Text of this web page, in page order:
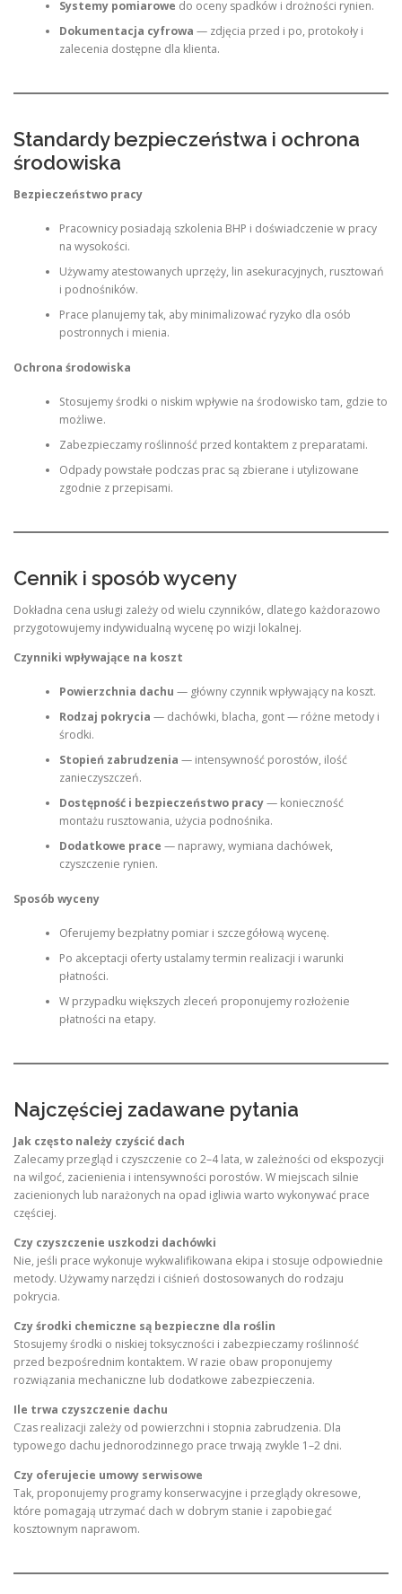
Systemy pomiarowe do oceny spadków i drożności rynien.
Dokumentacja cyfrowa — zdjęcia przed i po, protokoły i
zalecenia dostępne dla klienta.
Standardy bezpieczeństwa i ochrona
środowiska
Bezpieczeństwo pracy
Pracownicy posiadają szkolenia BHP i doświadczenie w pracy
na wysokości.
Używamy atestowanych uprzęży, lin asekuracyjnych, rusztowań
i podnośników.
Prace planujemy tak, aby minimalizować ryzyko dla osób
postronnych i mienia.
Ochrona środowiska
Stosujemy środki o niskim wpływie na środowisko tam, gdzie to
możliwe.
Zabezpieczamy roślinność przed kontaktem z preparatami.
Odpady powstałe podczas prac są zbierane i utylizowane
zgodnie z przepisami.
Cennik i sposób wyceny
Dokładna cena usługi zależy od wielu czynników, dlatego każdorazowo
przygotowujemy indywidualną wycenę po wizji lokalnej.
Czynniki wpływające na koszt
Powierzchnia dachu — główny czynnik wpływający na koszt.
Rodzaj pokrycia — dachówki, blacha, gont — różne metody i
środki.
Stopień zabrudzenia — intensywność porostów, ilość
zanieczyszczeń.
Dostępność i bezpieczeństwo pracy— konieczność
montażu rusztowania, użycia podnośnika.
Dodatkowe prace — naprawy, wymiana dachówek,
czyszczenie rynien.
Sposób wyceny
Oferujemy bezpłatny pomiar i szczegółową wycenę.
Po akceptacji oferty ustalamy termin realizacji i warunki
płatności.
W przypadku większych zleceń proponujemy rozłożenie
płatności na etapy.
Najczęściej zadawane pytania
Jak często należy czyścić dach
Zalecamy przegląd i czyszczenie co 2–4 lata, w zależności od ekspozycji
na wilgoć, zacienienia i intensywności porostów. W miejscach silnie
zacienionych lub narażonych na opad igliwia warto wykonywać prace
częściej.
Czy czyszczenie uszkodzi dachówki
Nie, jeśli prace wykonuje wykwalifikowana ekipa i stosuje odpowiednie
metody. Używamy narzędzi i ciśnień dostosowanych do rodzaju
pokrycia.
Czy środki chemiczne są bezpieczne dla roślin
Stosujemy środki o niskiej toksyczności i zabezpieczamy roślinność
przed bezpośrednim kontaktem. W razie obaw proponujemy
rozwiązania mechaniczne lub dodatkowe zabezpieczenia.
Ile trwa czyszczenie dachu
Czas realizacji zależy od powierzchni i stopnia zabrudzenia. Dla
typowego dachu jednorodzinnego prace trwają zwykle 1–2 dni.
Czy oferujecie umowy serwisowe
Tak, proponujemy programy konserwacyjne i przeglądy okresowe,
które pomagają utrzymać dach w dobrym stanie i zapobiegać
kosztownym naprawom.